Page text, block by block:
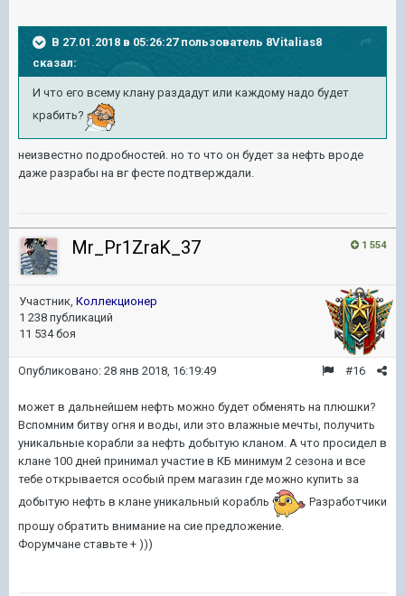
В 27.01.2018 в 05:26:27 пользователь 8Vitalias8
сказал:
И что его всему клану раздадут или каждому надо будет
крабить?
неизвестно подробностей. но то что он будет за нефть вроде
даже разрабы на вг фесте подтверждали.
1 554
Mr_Pr1ZraK_37
Участник, Коллекционер
1 238 публикаций
11 534 боя
#16
Опубликовано: 28 янв 2018, 16:19:49
может в дальнейшем нефть можно будет обменять на плюшки?
Вспомним битву огня и воды, или это влажные мечты, получить
уникальные корабли за нефть добытую кланом. А что просидел в
клане 100 дней принимал участие в КБ минимум 2 сезона и все
тебе открывается особый прем магазин где можно купить за
добытую нефть в клане уникальный корабль
Разработчики
прошу обратить внимание на сие предложение.
Форумчане ставьте + )))